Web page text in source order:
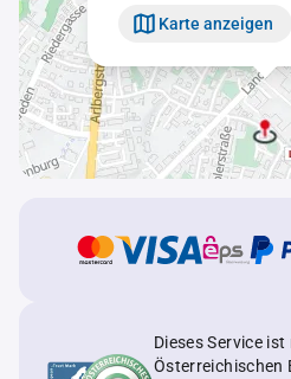
Karte anzeigen
Dieses Service
Österreichischen